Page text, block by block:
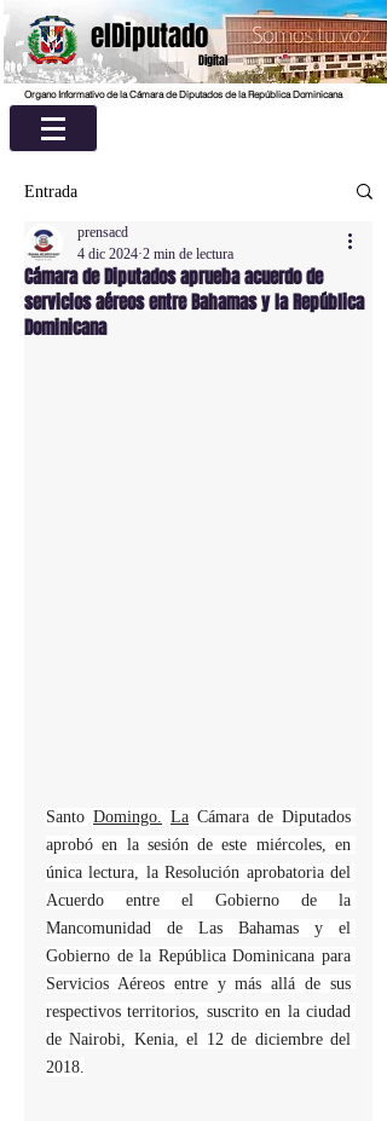
elDiputado
Digital
Organo Informativo de la Cámara de Diputados de la República Dominicana
Entrada
Cámara de Diputados aprueba acuerdo de
servicios aéreos entre Bahamas y la República
Dominicana
prensacd
4 dic 2024 2 min de lectura
Santo Domingo. La Cámara de Diputados
aprobó en la sesión de este miércoles, en
única lectura, la Resolución aprobatoria del
Acuerdo entre el Gobierno de la
Mancomunidad de Las Bahamas y el
Gobierno de la República Dominicana para
Servicios Aéreos entre y más allá de sus
respectivos territorios, suscrito en la ciudad
de Nairobi, Kenia, el 12 de diciembre del
2018.